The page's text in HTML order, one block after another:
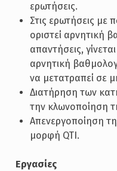
ερωτήσεις.
Στις ερωτήσεις με
οριστεί αρνητική
απαντήσεις,
αρνητική
να μετατραπεί σε
Διατήρηση των
την κλωνοποίηση
Απενεργοποίηση
μορφή QTI.
Εργασίες